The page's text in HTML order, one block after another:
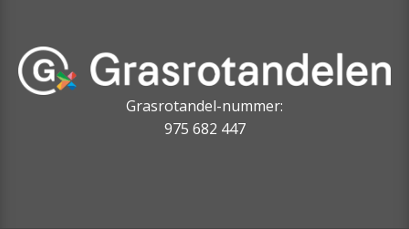
Grasrotandel-nummer:
975 682 447